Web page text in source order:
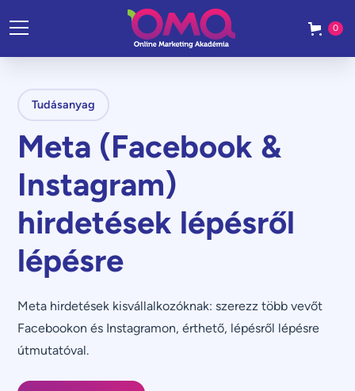
0
Tudásanyag
Meta (Facebook &
Instagram)
hirdetések lépésről
lépésre
Meta hirdetések kisvállalkozóknak: szerezz több vevőt
Facebookon és Instagramon, érthető, lépésről lépésre
útmutatóval.